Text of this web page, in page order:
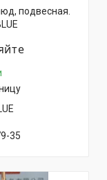
подвесная.
35